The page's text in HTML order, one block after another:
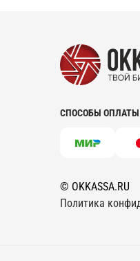
СПОСОБЫ ОПЛАТЫ
© OKKASSA.RU
Политика